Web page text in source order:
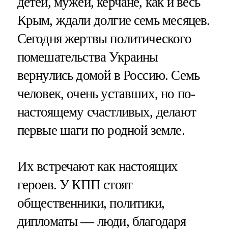
Крым, ждали долгие семь месяцев.
Сегодня жертвы политического
помешательства Украины
вернулись домой в Россию. Семь
человек, очень уставших, но по-
настоящему счастливых, делают
первые шаги по родной земле.
Их встречают как настоящих
героев. У КПП стоят
общественники, политики,
дипломаты — люди, благодаря